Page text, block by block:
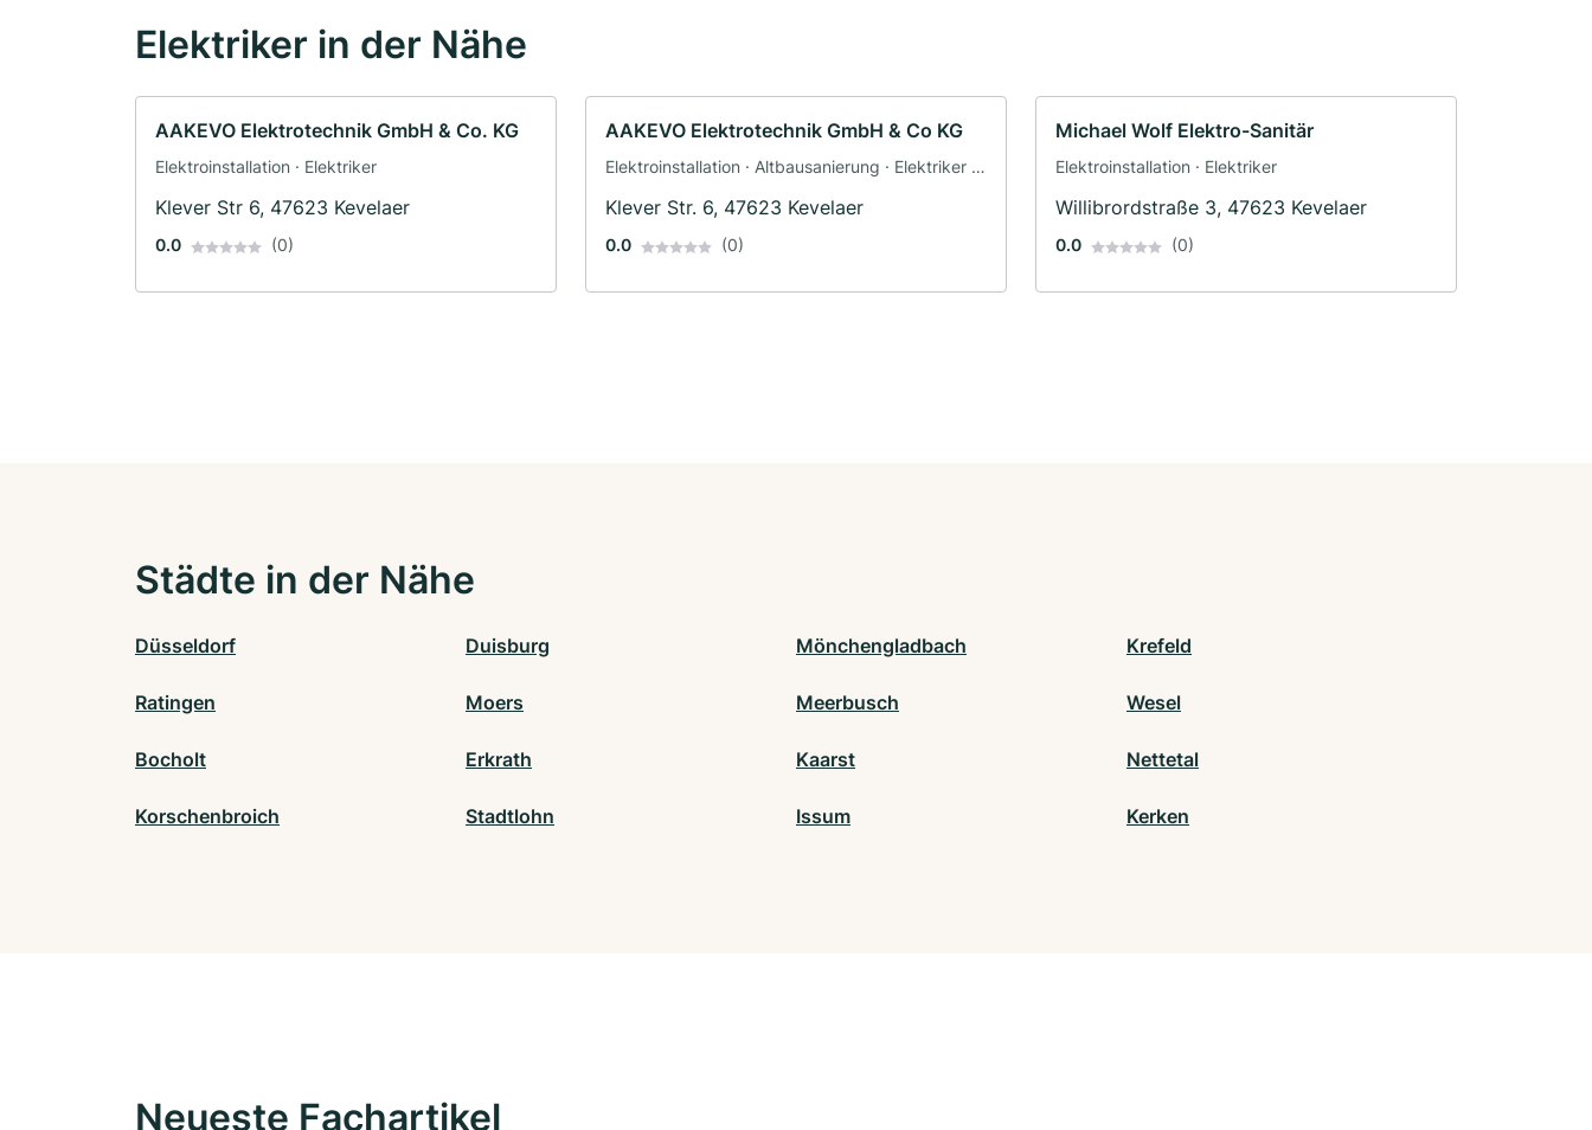
Elektriker in der Nähe
AAKEVO Elektrotechnik GmbH & Co. KG
Elektroinstallation · Elektriker
Klever Str 6, 47623 Kevelaer
0.0 (0)
AAKEVO Elektrotechnik GmbH & Co KG
Elektroinstallation · Altbausanierung · Elektriker ·
Klever Str. 6, 47623 Kevelaer
0.0 (0)
Michael Wolf Elektro-Sanitär
Elektroinstallation · Elektriker
Willibrordstraße 3, 47623 Kevelaer
0.0 (0)
Städte in der Nähe
Düsseldorf Duisburg Mönchengladbach Krefeld
Ratingen Moers Meerbusch Wesel
Bocholt Erkrath Kaarst Nettetal
Korschenbroich Stadtlohn Issum Kerken
Neueste Fachartikel